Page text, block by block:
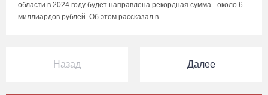
области в 2024 году будет направлена рекордная сумма - около 6
миллиардов рублей. Об этом рассказал в...
Назад Далее